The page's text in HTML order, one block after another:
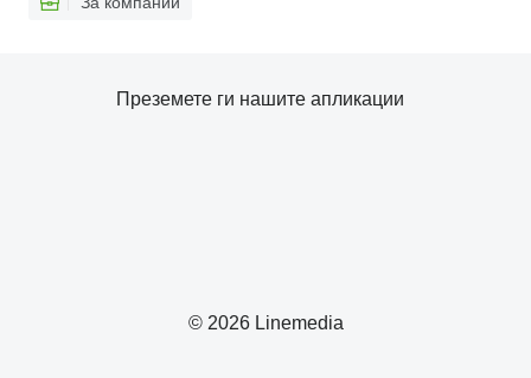
© 2026 Linemedia
Преземете ги нашите апликации